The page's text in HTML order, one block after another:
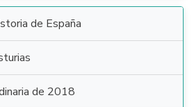
de España
de 2018